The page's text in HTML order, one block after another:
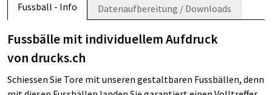
Fussball - Info Datenaufbereitung / Downloads
Fussbälle mit individuellem Aufdruck
von drucks.ch
Schiessen Sie Tore mit unseren gestaltbaren Fussbällen, denn